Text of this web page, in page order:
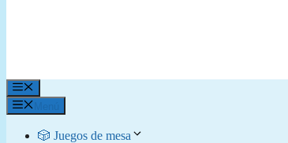
Menú
🎲 Juegos de mesa